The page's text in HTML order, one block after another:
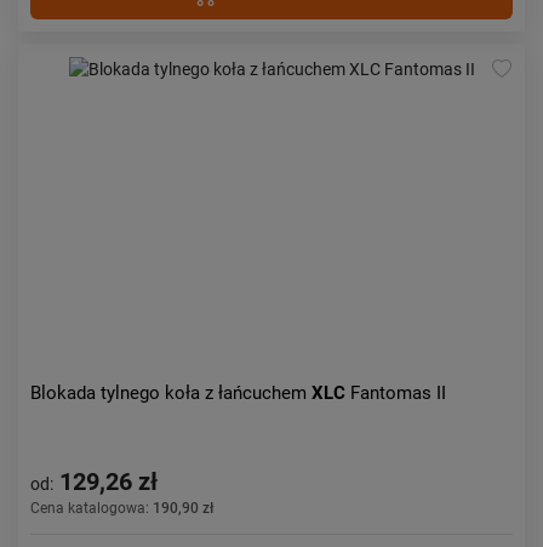
Blokada tylnego koła z łańcuchem XLC Fantomas II
od: 129,26 zł
Cena katalogowa: 190,90 zł